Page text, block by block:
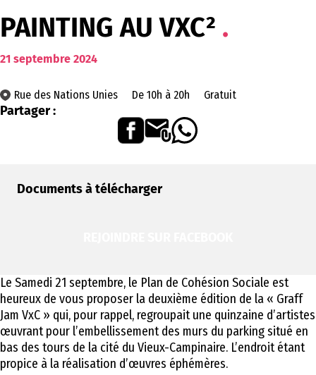
PAINTING AU VXC²
21 septembre 2024
Rue des Nations Unies De 10h à 20h Gratuit
Partager :
Le Samedi 21 septembre, le Plan de Cohésion Sociale est
heureux de vous proposer la deuxième édition de la « Graff
Jam VxC » qui, pour rappel, regroupait une quinzaine d’artistes
œuvrant pour l’embellissement des murs du parking situé en
bas des tours de la cité du Vieux-Campinaire. L’endroit étant
propice à la réalisation d’œuvres éphémères.
Documents à télécharger